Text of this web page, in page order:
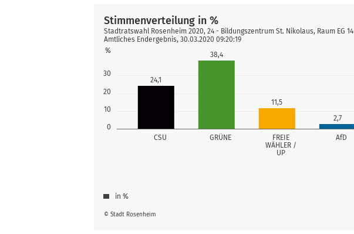
0
10
20
30
%
CSU GRÜNE
FREIE
WÄHLER /
UP
AfD
24,1
38,4
11,5
2,7
© Stadt Rosenheim
Stimmenverteilung in %
Stadtratswahl Rosenheim 2020, 24 - Bildungszentrum St. Nikolaus, Raum EG 14
Amtliches Endergebnis, 30.03.2020 09:20:19
in %